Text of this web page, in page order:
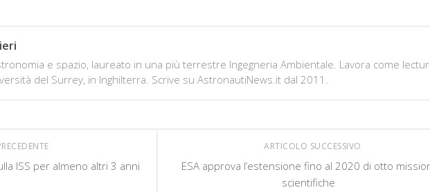
e spazio, laureato in una più terrestre Ingegneria Ambientale. Lavora come
del Surrey, in Inghilterra. Scrive su AstronautiNews.it dal 2011.
ARTICOLO SUCCESSIVO
ESA approva l’estensione fino al 2020 di otto
scientifiche
ISS per almeno altri 3 anni